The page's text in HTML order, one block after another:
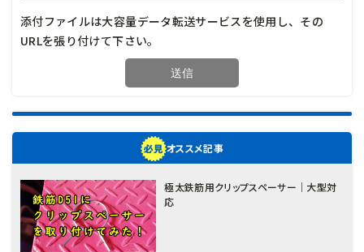
添付ファイルは大容量データ転送サービスを使用し、その
URLを張り付けて下さい。
オススメ記事
極太鉄筋用クリップスペーサー｜大型対
応